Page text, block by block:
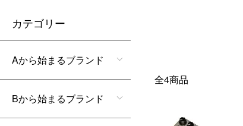
全4商品
カテゴリー
Aから始まるブランド
Bから始まるブランド